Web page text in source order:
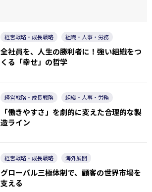
経営戦略・成長戦略 組織・人事・労務
全社員を、人生の勝利者に！強い組織をつ
くる「幸せ」の哲学
経営戦略・成長戦略 組織・人事・労務
「働きやすさ」を劇的に変えた合理的な製
造ライン
経営戦略・成長戦略 海外展開
グローバル三極体制で、顧客の世界市場を
支える